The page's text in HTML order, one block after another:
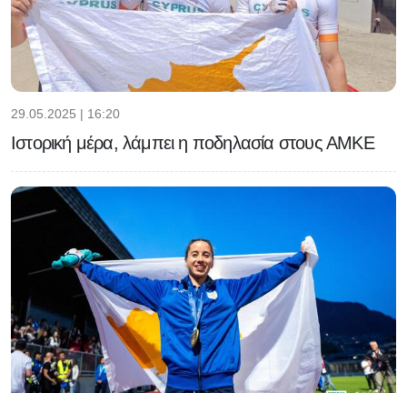
29.05.2025 | 16:20
Ιστορική μέρα, λάμπει η ποδηλασία στους ΑΜΚΕ